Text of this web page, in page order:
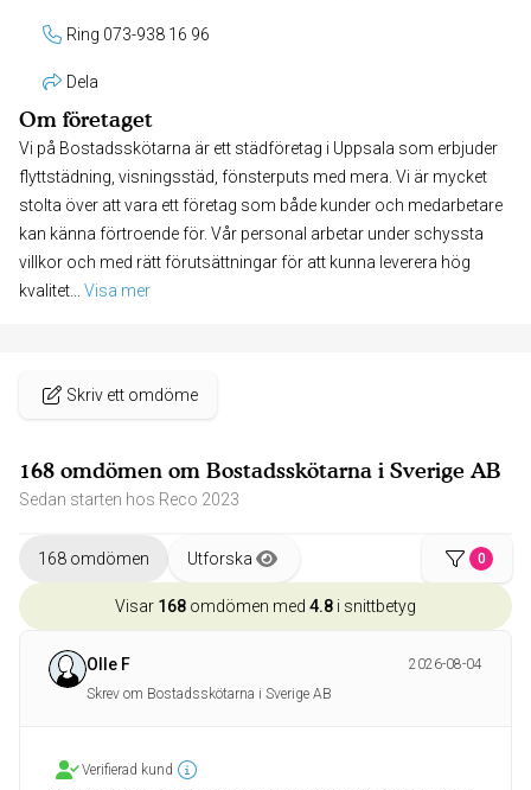
Ring 073-938 16 96
Dela
Om företaget
Vi på Bostadsskötarna är ett städföretag i Uppsala som erbjuder
flyttstädning, visningsstäd, fönsterputs med mera. Vi är mycket
stolta över att vara ett företag som både kunder och medarbetare
kan känna förtroende för. Vår personal arbetar under schyssta
villkor och med rätt förutsättningar för att kunna leverera hög
kvalitet
Visa mer
Skriv ett omdöme
168 omdömen om Bostadsskötarna i Sverige AB
Sedan starten hos Reco 2023
168 omdömen Utforska 0
Visar 168 omdömen med 4.8 i snittbetyg
Olle F
2026-08-04
Skrev om Bostadsskötarna i Sverige AB
Verifierad kund